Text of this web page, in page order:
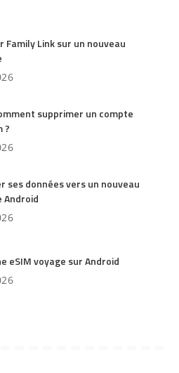
Family Link sur un nouveau
supprimer un compte
?
ses données vers un nouveau
Android
eSIM voyage sur Android